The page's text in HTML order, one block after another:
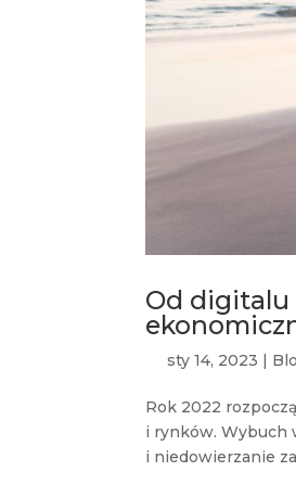
Od digitalu
sty 14, 2023 |
Rok 2022
i rynków. Wybuch
i niedowierzanie